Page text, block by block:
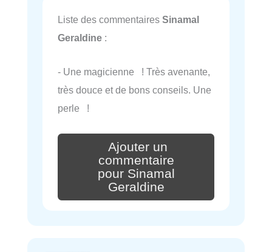
Liste des commentaires Sinamal
Geraldine :
- Une magicienne ! Très avenante,
très douce et de bons conseils. Une
perle !
Ajouter un
commentaire
pour Sinamal
Geraldine